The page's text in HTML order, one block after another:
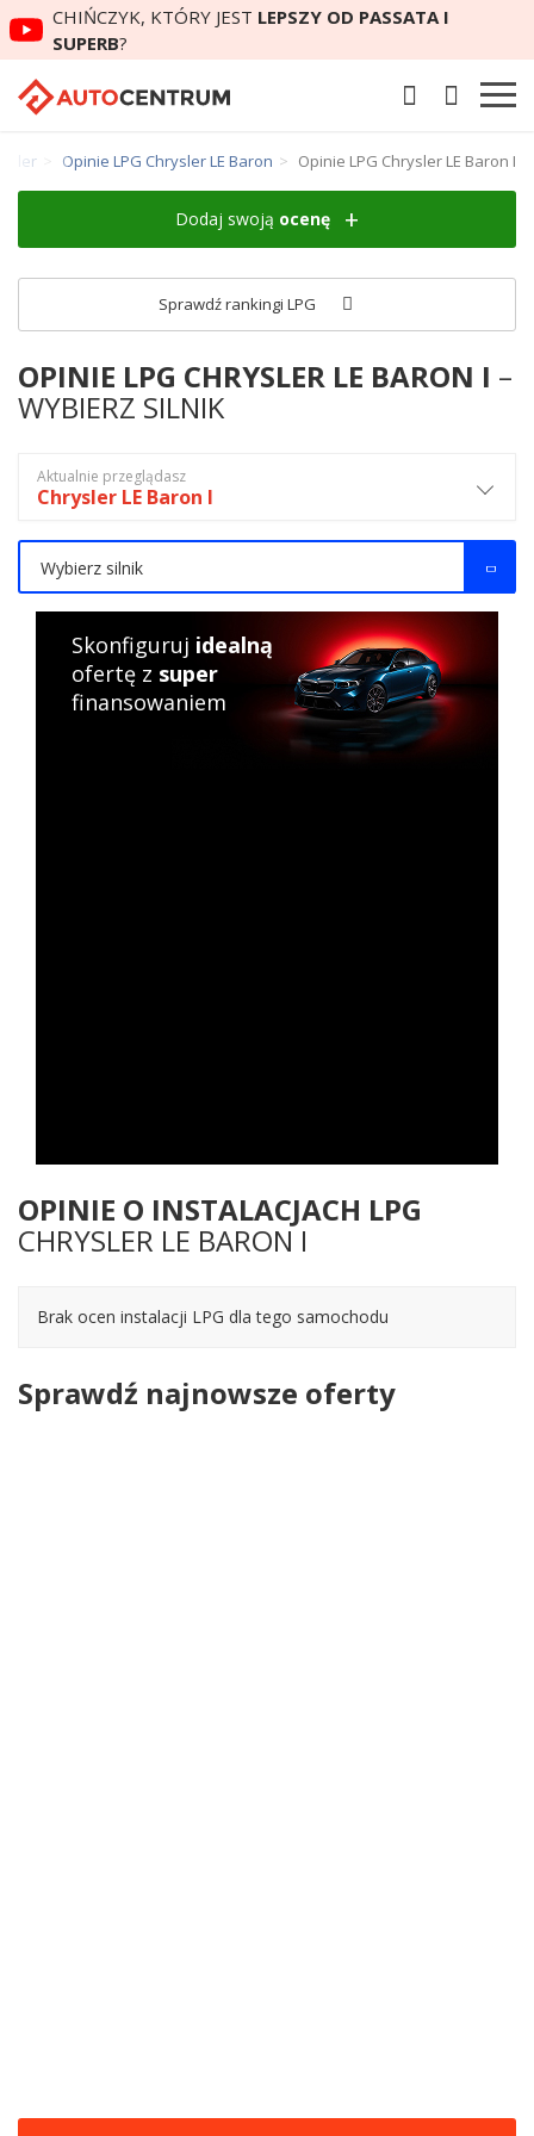
CHIŃCZYK, KTÓRY JEST LEPSZY OD PASSATA I
SUPERB?
Opinie LPG Chrysler LE Baron Opinie LPG Chrysler LE Baron I
OPINIE O INSTALACJACH LPG
CHRYSLER LE BARON I
Brak ocen instalacji LPG dla tego samochodu
Sprawdź najnowsze oferty
Dodaj swoją ocenę
Sprawdź rankingi LPG
OPINIE LPG CHRYSLER LE BARON I –
WYBIERZ SILNIK
Aktualnie przeglądasz
Chrysler LE Baron I
Wybierz silnik
Skonfiguruj idealną
ofertę z super
finansowaniem